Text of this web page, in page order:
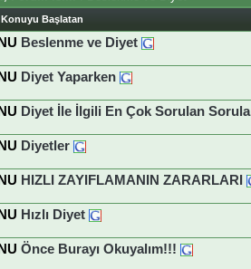
Konuyu Başlatan
Beslenme ve Diyet
Diyet Yaparken
Diyet İle İlgili En Çok Sorulan
Diyetler
HIZLI ZAYIFLAMANIN ZARARLARI
Hızlı Diyet
Önce Burayı Okuyalım!!!